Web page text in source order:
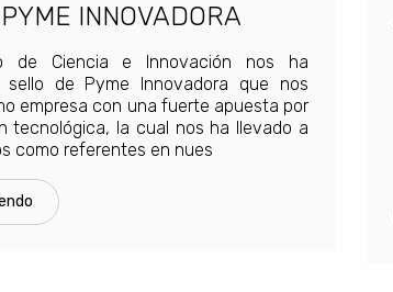
INNOVADORA
de Ciencia e Innovación nos ha
sello de Pyme Innovadora que nos
empresa con una fuerte apuesta por
tecnológica, la cual nos ha llevado a
como referentes en nues